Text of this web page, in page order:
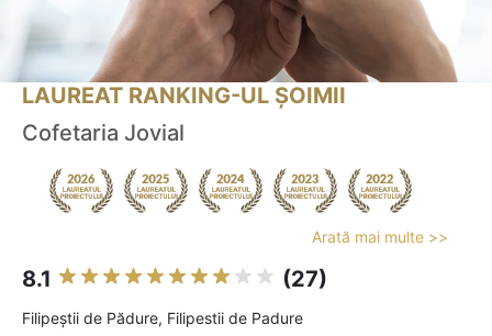
LAUREAT RANKING-UL ȘOIMII
Cofetaria Jovial
Arată mai multe >>
8.1 (27)
Filipeştii de Pădure, Filipestii de Padure